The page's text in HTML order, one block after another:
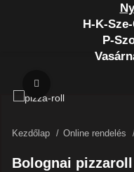
H-K-
P-
Kezdőlap Online rendelés
Bolognai